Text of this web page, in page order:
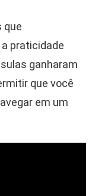
que
praticidade
ganharam
que você
em um